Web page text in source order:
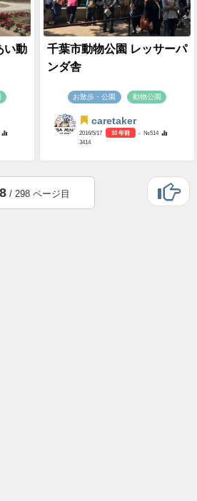
い動
千葉市動物公園 レッサーパ
ンダ舎
お散歩・公園 動物公園
caretaker
2016/5/17 10 年前
- №514
3414
/ 298 ページ目